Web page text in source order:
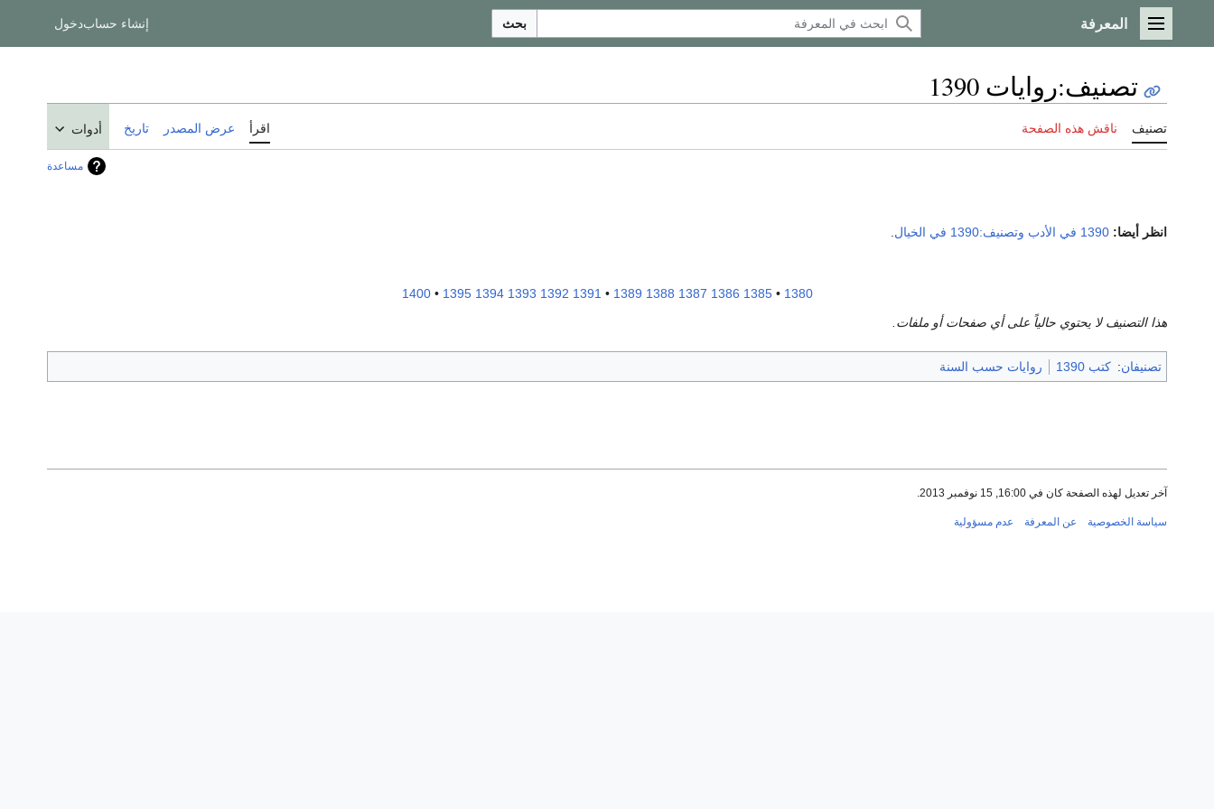
القائمة الرئيسية
المعرفة بحث إنشاء حسابدخول
تصنيف:روايات 1390
تصنيف ناقش هذه الصفحة اقرأ عرض المصدر تاريخ أدوات
مساعدة
انظر أيضا: 1390 في الأدب وتصنيف:1390 في الخيال
1380
•
1385
1386
1387
1388
1389
•
1391
1392
1393
1394
1395
•
1400
هذا التصنيف لا يحتوي حالياً على أي صفحات أو ملفات.
تصنيفان: كتب 1390 روايات حسب السنة
آخر تعديل لهذه الصفحة كان في 16:00, 15 نوفمبر 2013.
سياسة الخصوصية عن المعرفة عدم مسؤولية